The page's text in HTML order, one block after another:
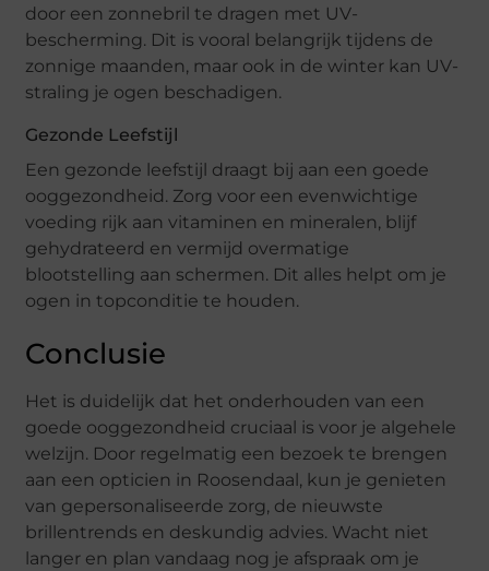
door een zonnebril te dragen met UV-
bescherming. Dit is vooral belangrijk tijdens de
zonnige maanden, maar ook in de winter kan UV-
straling je ogen beschadigen.
Gezonde Leefstijl
Een gezonde leefstijl draagt bij aan een goede
ooggezondheid. Zorg voor een evenwichtige
voeding rijk aan vitaminen en mineralen, blijf
gehydrateerd en vermijd overmatige
blootstelling aan schermen. Dit alles helpt om je
ogen in topconditie te houden.
Conclusie
Het is duidelijk dat het onderhouden van een
goede ooggezondheid cruciaal is voor je algehele
welzijn. Door regelmatig een bezoek te brengen
aan een opticien in Roosendaal, kun je genieten
van gepersonaliseerde zorg, de nieuwste
brillentrends en deskundig advies. Wacht niet
langer en plan vandaag nog je afspraak om je